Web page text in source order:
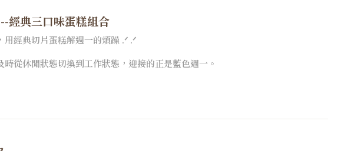
經典三口味蛋糕組合
經典切片蛋糕解週一的煩躁 .ᐟ .ᐟ
從休閒狀態切換到工作狀態，迎接的正是藍色週一。